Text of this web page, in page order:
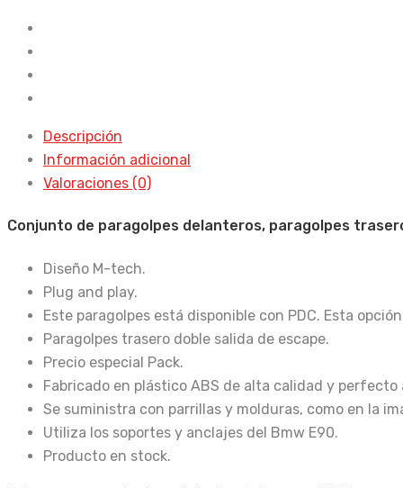
05-
Tech
Antinieblas
cantidad
Descripción
Información adicional
Valoraciones (0)
Conjunto de paragolpes delanteros, paragolpes
Diseño M-tech.
Plug and play.
Este paragolpes está disponible con PDC. Esta
Paragolpes trasero doble salida de escape.
Precio especial Pack.
Fabricado en plástico ABS de alta calidad y perfecto
Se suministra con parrillas y molduras, como en la
Utiliza los soportes y anclajes del Bmw E90.
Producto en stock.